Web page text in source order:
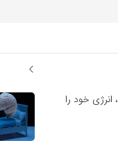
خود را